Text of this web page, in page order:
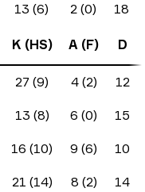
13 (6) 2 (0) 18
K (HS) A (F) D
27 (9) 4 (2) 12
13 (8) 6 (0) 15
16 (10) 9 (6) 10
21 (14) 8 (2) 14